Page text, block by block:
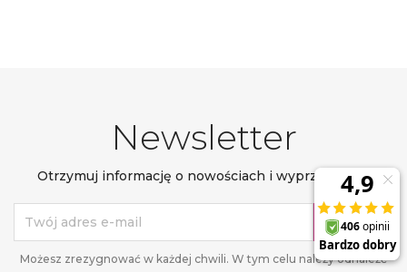
Newsletter
Otrzymuj informację o nowościach i wyprzedażach
Możesz zrezygnować w każdej chwili. W tym celu należy odnaleźć